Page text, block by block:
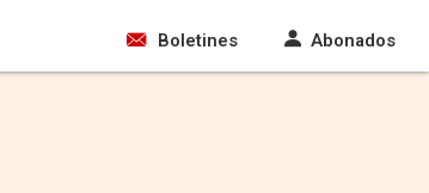
Boletines Abonados